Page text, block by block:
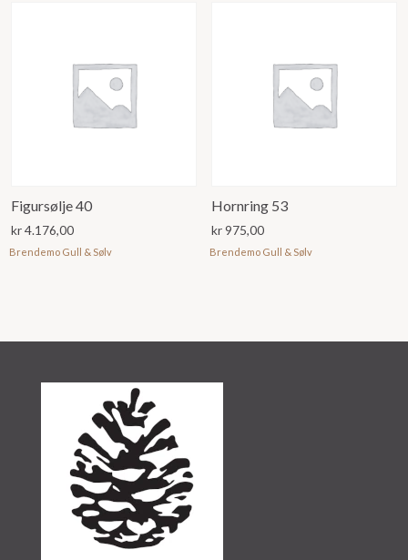
Figursølje 40
kr4.176,00
Brendemo Gull & Sølv
Hornring 53
kr975,00
Brendemo Gull & Sølv